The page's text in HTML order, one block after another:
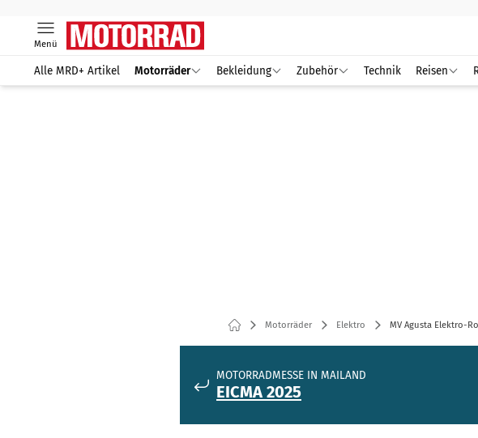
Menü
Alle MRD+ Artikel Motorräder Bekleidung Zubehör Technik Reisen
Motorräder Elektro MV Agusta Elektro-
MOTORRADMESSE IN MAILAND
EICMA 2025